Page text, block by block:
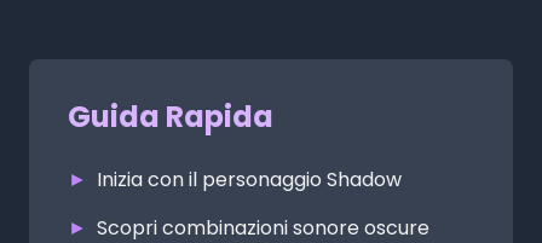
Guida Rapida
► Inizia con il personaggio Shadow
► Scopri combinazioni sonore oscure